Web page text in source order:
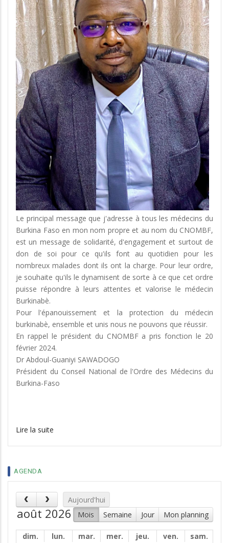
Le principal message que j'adresse à tous les médecins du
Burkina Faso en mon nom propre et au nom du CNOMBF,
est un message de solidarité, d'engagement et surtout de
don de soi pour ce qu'ils font au quotidien pour les
nombreux malades dont ils ont la charge. Pour leur ordre,
je souhaite qu'ils le dynamisent de sorte à ce que cet ordre
puisse répondre à leurs attentes et valorise le médecin
Burkinabè.
Pour l'épanouissement et la protection du médecin
burkinabè, ensemble et unis nous ne pouvons que réussir.
En rappel le président du CNOMBF a pris fonction le 20
février 2024.
Dr Abdoul-Guaniyi SAWADOGO
Président du Conseil National de l'Ordre des Médecins du
Burkina-Faso
Lire la suite
AGENDA
Aujourd'hui
Mois
Semaine Jour Mon planning
août 2026
dim. lun. mar. mer. jeu. ven. sam.